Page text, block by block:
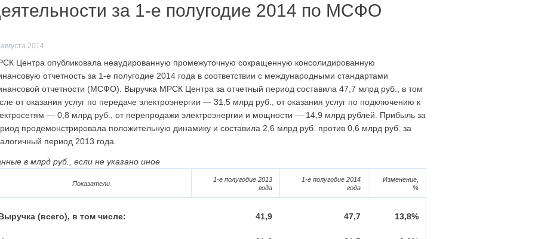
за 1-е полугодие 2014 по МСФО
2014
Центра опубликовала неаудированную промежуточную сокращенную консолидированную
отчетность за 1-е полугодие 2014 года в соответствии с международными стандартами
отчетности (МСФО). Выручка МРСК Центра за отчетный период составила 47,7 млрд руб., в том
от оказания услуг по передаче электроэнергии — 31,5 млрд руб., от оказания услуг по подключению к
— 0,8 млрд руб., от перепродажи электроэнергии и мощности — 14,9 млрд рублей. Прибыль за
продемонстрировала положительную динамику и составила 2,6 млрд руб. против 0,6 млрд руб. за
период 2013 года.
в млрд руб., если не указано иное
Показатели
1-е полугодие 2013
года
1-е полугодие 2014
года
Изменение,
%
(всего), в том числе: 41,9 47,7 13,8%